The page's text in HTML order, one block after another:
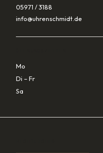
05971 / 3188
info@uhrenschmidt.de
Mo
Di – Fr
Sa